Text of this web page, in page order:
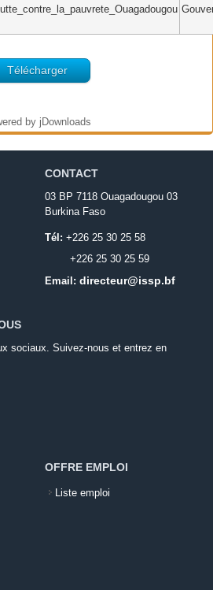
Télécharger
by jDownloads
CONTACT
03 BP 7118 Ouagadougou 03
Burkina Faso
Tél: +226 25 30 25 58
+226 25 30 25 59
Email: directeur@issp.bf
sociaux. Suivez-nous et entrez en
OFFRE EMPLOI
Liste emploi